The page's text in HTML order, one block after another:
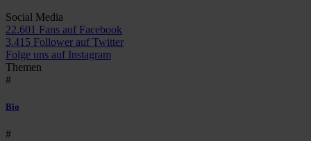
Social Media
22.601 Fans auf Facebook
3.415 Follower auf Twitter
Folge uns auf Instagram
Themen
#
Bio
#